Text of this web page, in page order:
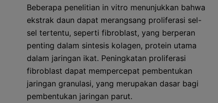
Beberapa penelitian in vitro menunjukkan bahwa
ekstrak daun dapat merangsang proliferasi sel-
sel tertentu, seperti fibroblast, yang berperan
penting dalam sintesis kolagen, protein utama
dalam jaringan ikat. Peningkatan proliferasi
fibroblast dapat mempercepat pembentukan
jaringan granulasi, yang merupakan dasar bagi
pembentukan jaringan parut.